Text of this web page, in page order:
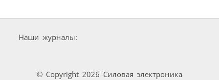
Наши журналы:
© Copyright 2026 Силовая электроника